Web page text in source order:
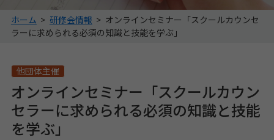
こ
の
ジ
の
位
置:
ホーム > 研修会情報 > オンラインセミナー「スクールカウンセ
ラーに求められる必須の知識と技能を学ぶ」
他団体主催
オンラインセミナー「スクールカウン
セラーに求められる必須の知識と技能
を学ぶ」